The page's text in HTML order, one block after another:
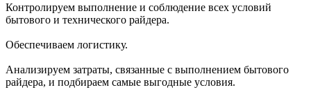
Контролируем выполнение и соблюдение всех условий
бытового и технического райдера.
Обеспечиваем логистику.
Анализируем затраты, связанные с выполнением бытового
райдера, и подбираем самые выгодные условия.